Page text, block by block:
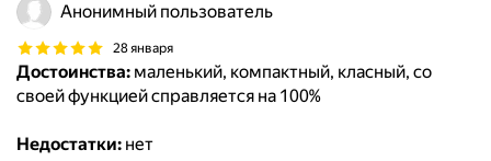
Анонимный пользователь
28 января
Достоинства: маленький, компактный, класный, со
своей функцией справляется на 100%
Недостатки: нет